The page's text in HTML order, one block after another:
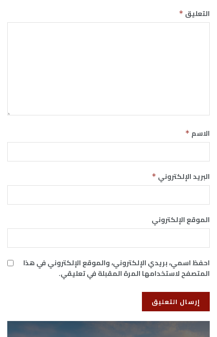
التعليق *
الاسم *
البريد الإلكتروني *
الموقع الإلكتروني
احفظ اسمي، بريدي الإلكتروني، والموقع الإلكتروني في هذا
المتصفح لاستخدامها المرة المقبلة في تعليقي.